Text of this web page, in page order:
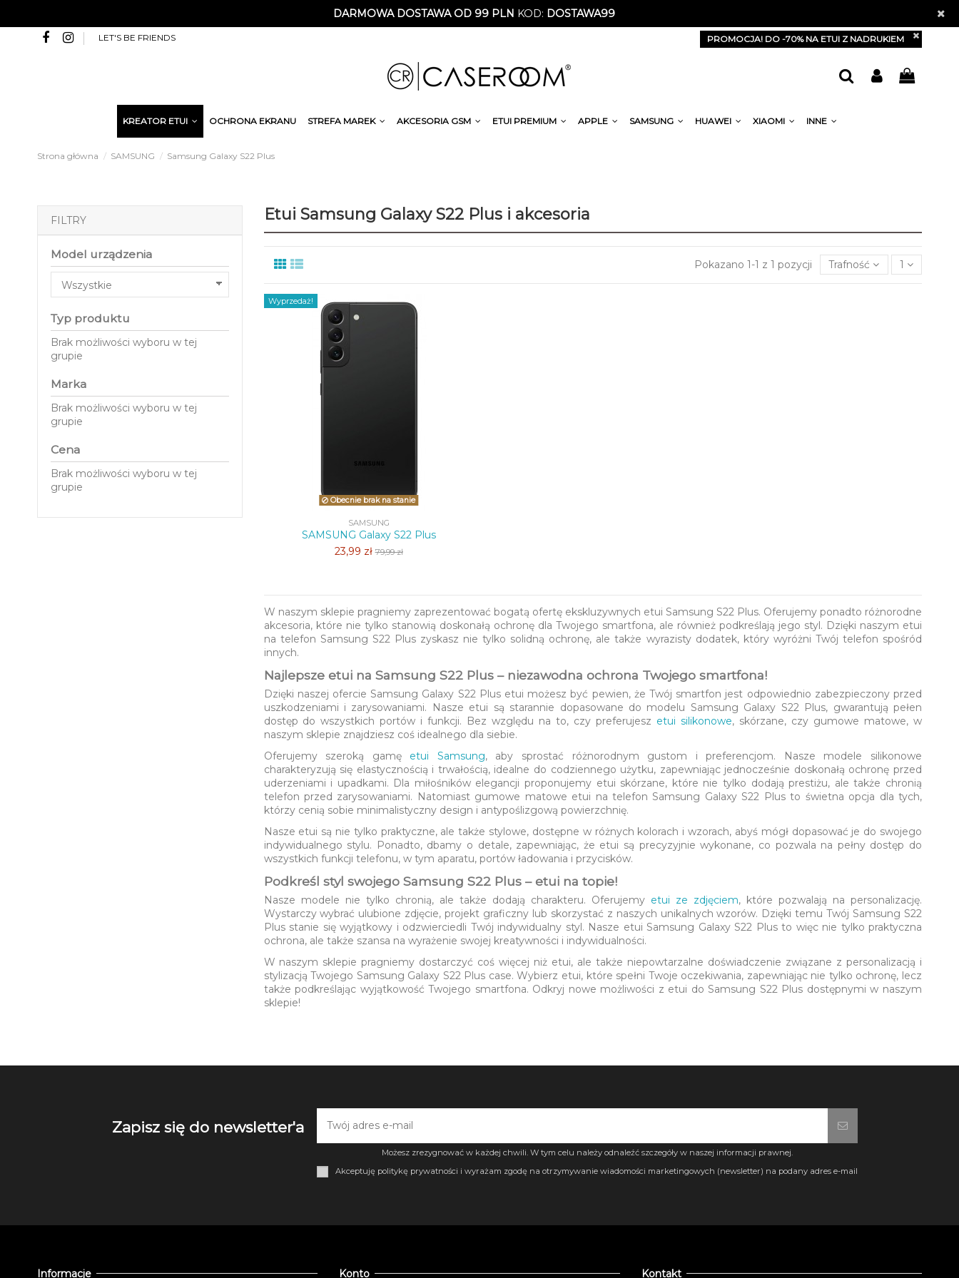
DARMOWA DOSTAWA OD 99 PLN KOD: DOSTAWA99
LET'S BE FRIENDS PROMOCJA! DO -70% NA ETUI Z NADRUKIEM
KREATOR ETUI OCHRONA EKRANU STREFA MAREK AKCESORIA GSM ETUI PREMIUM APPLE SAMSUNG HUAWEI XIAOMI INNE
Strona główna SAMSUNG Samsung Galaxy S22 Plus
Etui Samsung Galaxy S22 Plus i akcesoria
Pokazano 1-1 z 1 pozycji Trafność 1
Wyprzedaż!
Obecnie brak na stanie
SAMSUNG
SAMSUNG Galaxy S22 Plus
23,99 zł79,99 zł
W naszym sklepie pragniemy zaprezentować bogatą ofertę ekskluzywnych etui Samsung S22 Plus. Oferujemy ponadto różnorodne
akcesoria, które nie tylko stanowią doskonałą ochronę dla Twojego smartfona, ale również podkreślają jego styl. Dzięki naszym etui
na telefon Samsung S22 Plus zyskasz nie tylko solidną ochronę, ale także wyrazisty dodatek, który wyróżni Twój telefon spośród
innych.
Najlepsze etui na Samsung S22 Plus – niezawodna ochrona Twojego smartfona!
Dzięki naszej ofercie Samsung Galaxy S22 Plus etui możesz być pewien, że Twój smartfon jest odpowiednio zabezpieczony przed
uszkodzeniami i zarysowaniami. Nasze etui są starannie dopasowane do modelu Samsung Galaxy S22 Plus, gwarantują pełen
dostęp do wszystkich portów i funkcji. Bez względu na to, czy preferujesz etui silikonowe, skórzane, czy gumowe matowe, w
naszym sklepie znajdziesz coś idealnego dla siebie.
Oferujemy szeroką gamę etui Samsung, aby sprostać różnorodnym gustom i preferencjom. Nasze modele silikonowe
charakteryzują się elastycznością i trwałością, idealne do codziennego użytku, zapewniając jednocześnie doskonałą ochronę przed
uderzeniami i upadkami. Dla miłośników elegancji proponujemy etui skórzane, które nie tylko dodają prestiżu, ale także chronią
telefon przed zarysowaniami. Natomiast gumowe matowe etui na telefon Samsung Galaxy S22 Plus to świetna opcja dla tych,
którzy cenią sobie minimalistyczny design i antypoślizgową powierzchnię.
Nasze etui są nie tylko praktyczne, ale także stylowe, dostępne w różnych kolorach i wzorach, abyś mógł dopasować je do swojego
indywidualnego stylu. Ponadto, dbamy o detale, zapewniając, że etui są precyzyjnie wykonane, co pozwala na pełny dostęp do
wszystkich funkcji telefonu, w tym aparatu, portów ładowania i przycisków.
Podkreśl styl swojego Samsung S22 Plus – etui na topie!
Nasze modele nie tylko chronią, ale także dodają charakteru. Oferujemy etui ze zdjęciem, które pozwalają na personalizację.
Wystarczy wybrać ulubione zdjęcie, projekt graficzny lub skorzystać z naszych unikalnych wzorów. Dzięki temu Twój Samsung S22
Plus stanie się wyjątkowy i odzwierciedli Twój indywidualny styl. Nasze etui Samsung Galaxy S22 Plus to więc nie tylko praktyczna
ochrona, ale także szansa na wyrażenie swojej kreatywności i indywidualności.
W naszym sklepie pragniemy dostarczyć coś więcej niż etui, ale także niepowtarzalne doświadczenie związane z personalizacją i
stylizacją Twojego Samsung Galaxy S22 Plus case. Wybierz etui, które spełni Twoje oczekiwania, zapewniając nie tylko ochronę, lecz
także podkreślając wyjątkowość Twojego smartfona. Odkryj nowe możliwości z etui do Samsung S22 Plus dostępnymi w naszym
sklepie!
FILTRY
Model urządzenia
Typ produktu
Brak możliwości wyboru w tej
grupie
Marka
Brak możliwości wyboru w tej
grupie
Cena
Brak możliwości wyboru w tej
grupie
Zapisz się do newsletter'a
Możesz zrezygnować w każdej chwili. W tym celu należy odnaleźć szczegóły w naszej informacji prawnej.
Akceptuję politykę prywatności i wyrażam zgodę na otrzymywanie wiadomości marketingowych (newsletter) na podany adres e-mail
Informacje Konto Kontakt